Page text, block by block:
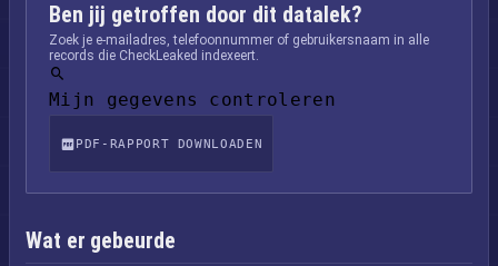
Ben jij getroffen door dit datalek?
Zoek je e-mailadres, telefoonnummer of gebruikersnaam in alle
records die CheckLeaked indexeert.
Mijn gegevens controleren
PDF-RAPPORT DOWNLOADEN
Wat er gebeurde